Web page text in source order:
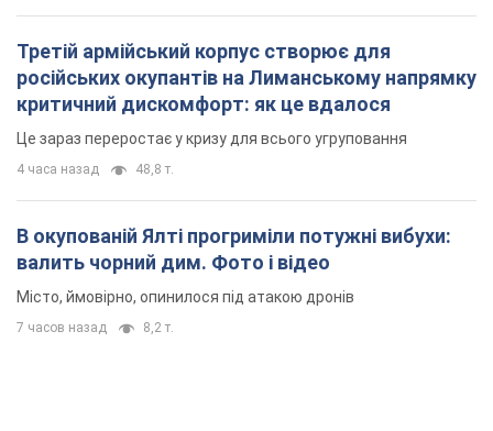
Третій армійський корпус створює для
російських окупантів на Лиманському напрямку
критичний дискомфорт: як це вдалося
Це зараз переростає у кризу для всього угруповання
4 часа назад 48,8 т.
В окупованій Ялті прогриміли потужні вибухи:
валить чорний дим. Фото і відео
Місто, ймовірно, опинилося під атакою дронів
7 часов назад 8,2 т.